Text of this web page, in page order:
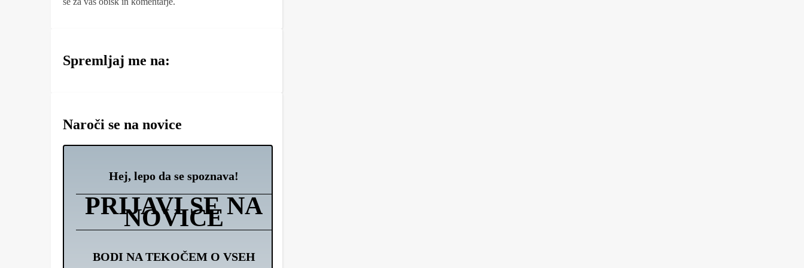
Spremljaj me na:
Naroči se na novice
Hej, lepo da se spoznava!
PRIJAVI SE NA
NOVICE
BODI NA TEKOČEM O VSEH